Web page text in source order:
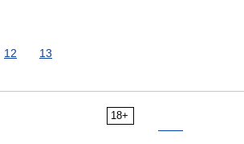
12 13
18+